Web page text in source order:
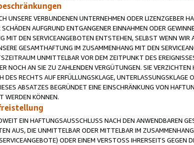
UNSERE VERBUNDENEN UNTERNEHMEN ODER LIZENZGEBER
AUFGRUND ENTGANGENER EINNAHMEN ODER
MIT DEN SERVICEANGEBOTEN ENTSTEHEN, SELBST WENN
GESAMTHAFTUNG IM ZUSAMMENHANG MIT DEN
UNMITTELBAR VOR DEM ZEITPUNKT DES
NOCH AN SIE ZU ZAHLENDEN VERGÜTUNGEN. SIE
DES RECHTS AUF ERFÜLLUNGSKLAGE,
ABSATZES BEGRÜNDET EINE EINSCHRÄNKUNG VON
WERDEN KÖNNEN.
EIN HAFTUNGSAUSSCHLUSS NACH DEN ANWENDBAREN
AUS, DIE UNMITTELBAR ODER MITTELBAR IM
ODER EINEM VERSTOSS IHRERSEITS GEGEN